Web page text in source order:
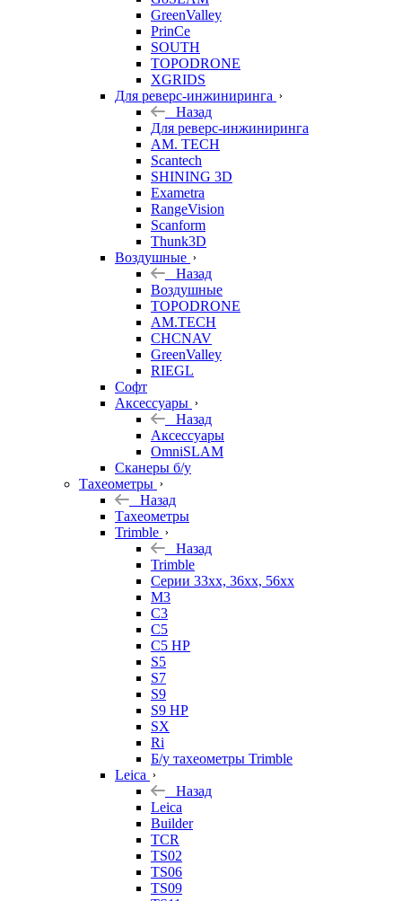
GreenValley
PrinCe
SOUTH
TOPODRONE
XGRIDS
Для реверс-инжиниринга
Назад
Для реверс-инжиниринга
AM. TECH
Scantech
SHINING 3D
Exametra
RangeVision
Scanform
Thunk3D
Воздушные
Назад
Воздушные
TOPODRONE
AM.TECH
CHCNAV
GreenValley
RIEGL
Софт
Аксессуары
Назад
Аксессуары
OmniSLAM
Сканеры б/у
Тахеометры
Назад
Тахеометры
Trimble
Назад
Trimble
Серии 33xx, 36xx, 56xx
M3
C3
C5
C5 HP
S5
S7
S9
S9 HP
SX
Ri
Б/у тахеометры Trimble
Leica
Назад
Leica
Builder
TCR
TS02
TS06
TS09